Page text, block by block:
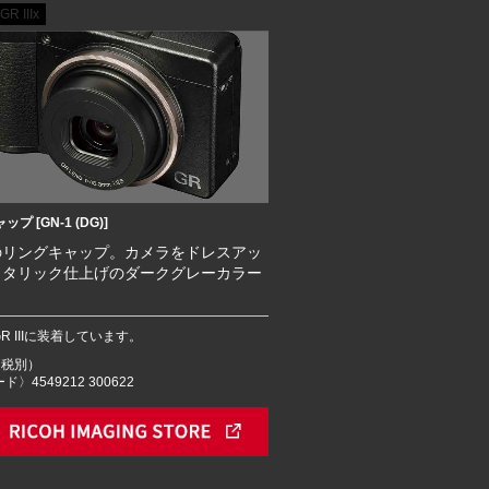
GR IIIx
ップ [GN-1 (DG)]
ングキャップ。カメラをドレスアッ
リック仕上げのダークグレーカラー
IIIに装着しています。
別）
ド〉4549212 300622